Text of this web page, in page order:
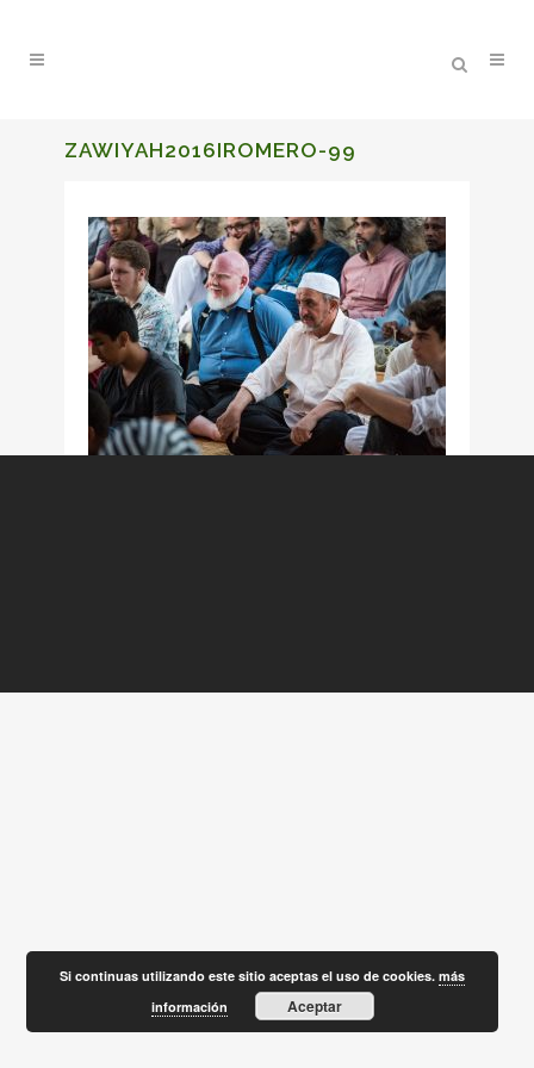
ZAWIYAH2016IROMERO-99
Si continuas utilizando este sitio aceptas el uso de cookies.más
información
Aceptar